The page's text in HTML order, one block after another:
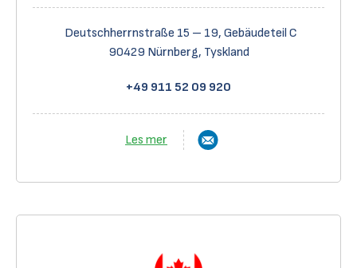
Deutschherrnstraße 15 – 19, Gebäudeteil C
90429 Nürnberg, Tyskland
+49 911 52 09 920
Les mer